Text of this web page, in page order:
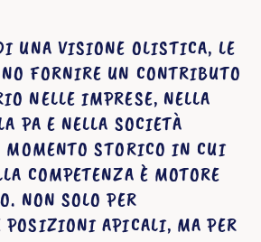
UNA VISIONE OLISTICA, LE
FORNIRE UN CONTRIBUTO
NELLE IMPRESE, NELLA
PA E NELLA SOCIETÀ
STORICO IN CUI
COMPETENZA È MOTORE
NON SOLO PER
POSIZIONI APICALI, MA PER